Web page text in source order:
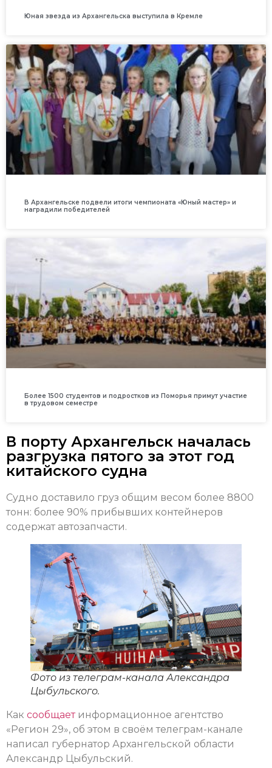
Юная звезда из Архангельска выступила в Кремле
В Архангельске подвели итоги чемпионата «Юный мастер» и
наградили победителей
Более 1500 студентов и подростков из Поморья примут участие
в трудовом семестре
В порту Архангельск началась
разгрузка пятого за этот год
китайского судна
Судно доставило груз общим весом более 8800
тонн: более 90% прибывших контейнеров
содержат автозапчасти.
Фото из телеграм-канала Александра
Цыбульского.
Как сообщаетинформационное агентство
«Регион 29», об этом в своём телеграм-канале
написал губернатор Архангельской области
Александр Цыбульский.